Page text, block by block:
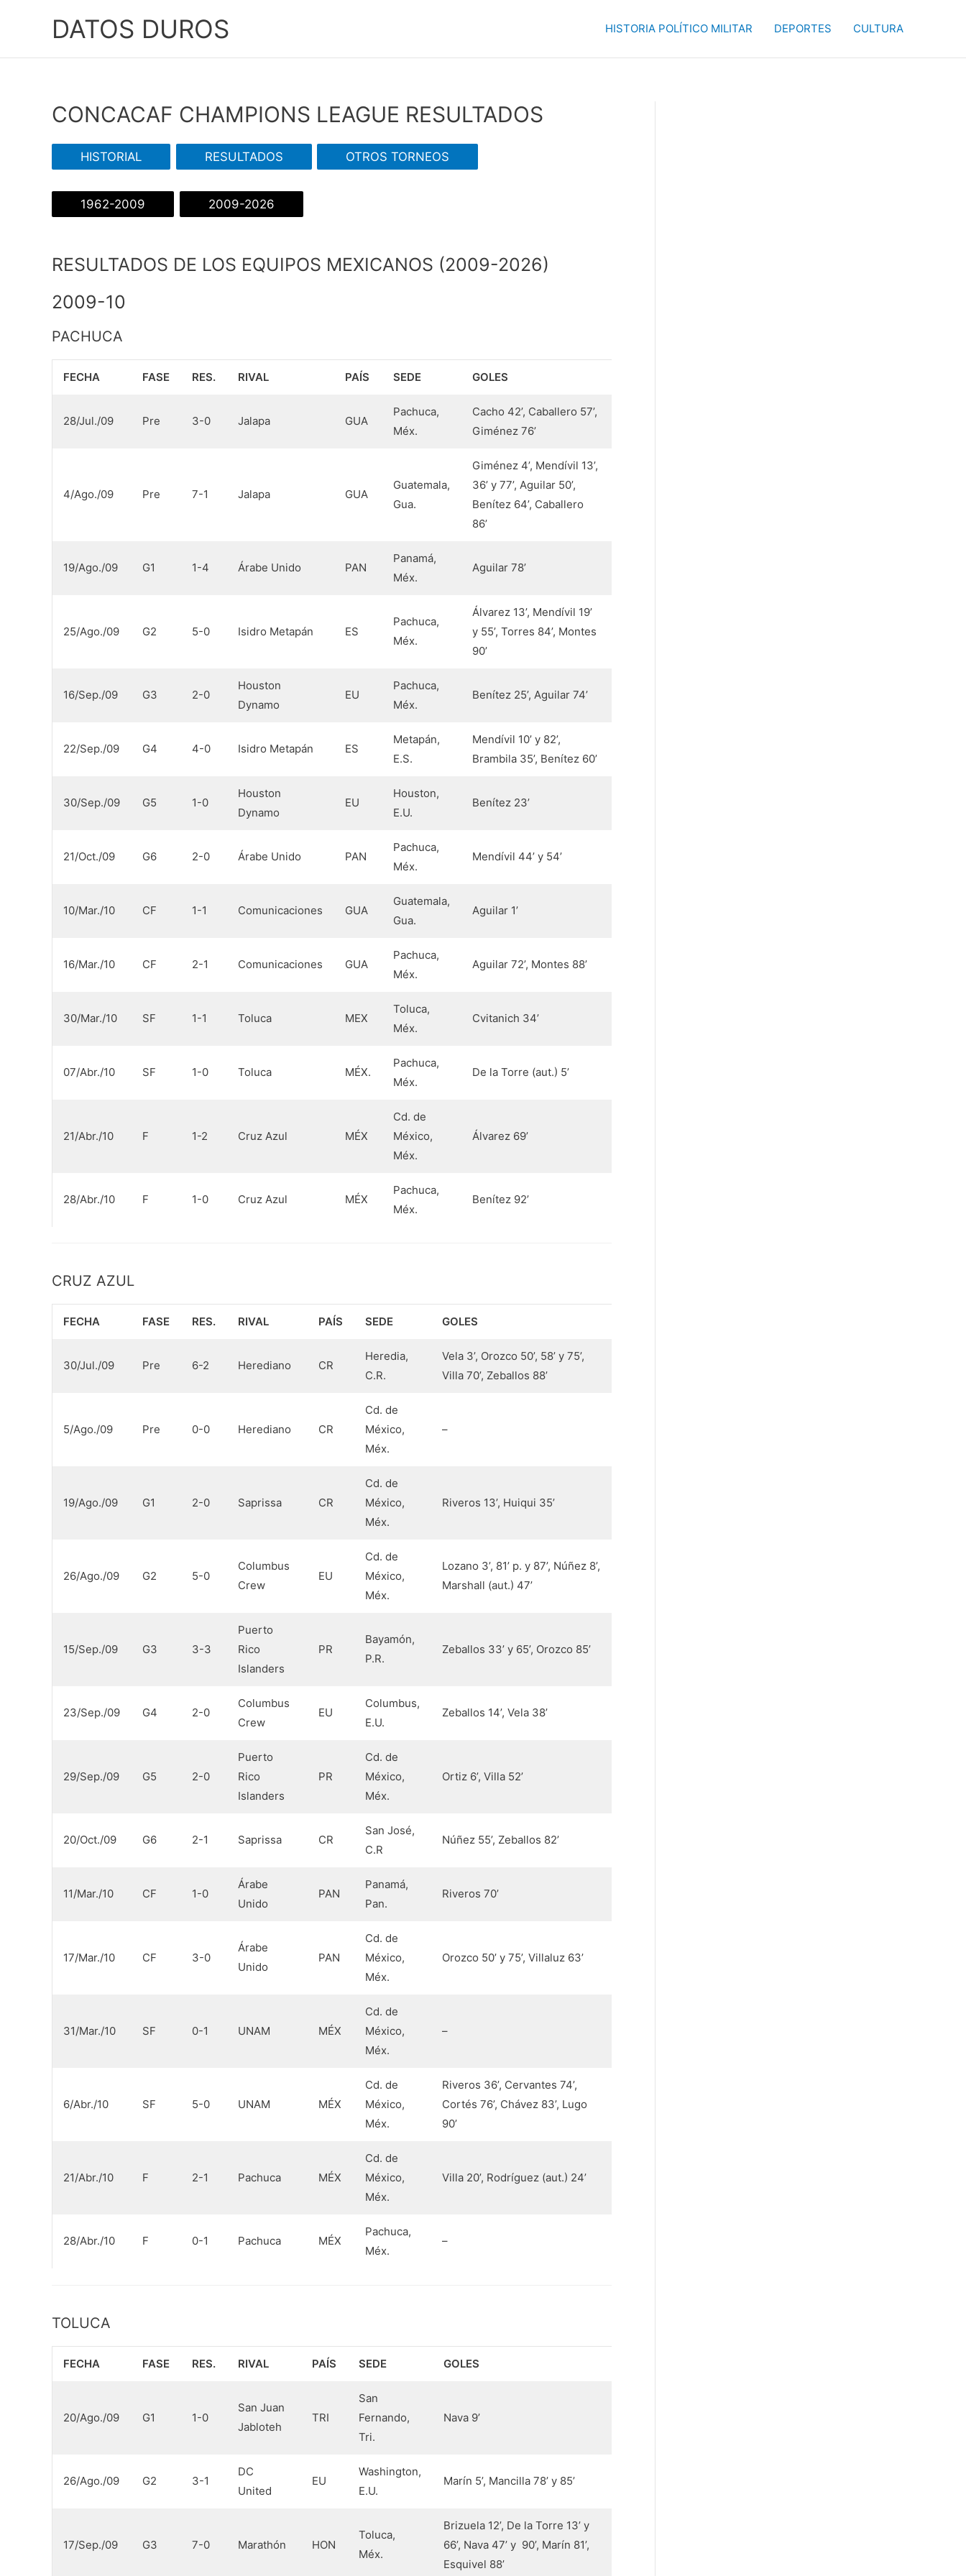
DATOS DUROS HISTORIA POLÍTICO MILITAR DEPORTES CULTURA
CONCACAF CHAMPIONS LEAGUE RESULTADOS
HISTORIAL RESULTADOS OTROS TORNEOS
1962-2009 2009-2026
RESULTADOS DE LOS EQUIPOS MEXICANOS (2009-2026)
2009-10
PACHUCA
FECHA FASE RES. RIVAL PAÍS SEDE GOLES
28/Jul./09 Pre 3-0 Jalapa GUA
Pachuca,
Méx.
Cacho 42’, Caballero 57’,
Giménez 76’
4/Ago./09 Pre 7-1 Jalapa GUA
Guatemala,
Gua.
Giménez 4’, Mendívil 13’,
36’ y 77’, Aguilar 50’,
Benítez 64’, Caballero
86’
19/Ago./09 G1 1-4 Árabe Unido PAN
Panamá,
Méx.
Aguilar 78’
25/Ago./09 G2 5-0 Isidro Metapán ES
Pachuca,
Méx.
Álvarez 13’, Mendívil 19’
y 55’, Torres 84’, Montes
90’
16/Sep./09 G3 2-0
Houston
Dynamo
EU
Pachuca,
Méx.
Benítez 25’, Aguilar 74’
22/Sep./09 G4 4-0 Isidro Metapán ES
Metapán,
E.S.
Mendívil 10’ y 82’,
Brambila 35’, Benítez 60’
30/Sep./09 G5 1-0
Houston
Dynamo
EU
Houston,
E.U.
Benítez 23’
21/Oct./09 G6 2-0 Árabe Unido PAN
Pachuca,
Méx.
Mendívil 44’ y 54’
10/Mar./10 CF 1-1 Comunicaciones GUA
Guatemala,
Gua.
Aguilar 1’
16/Mar./10 CF 2-1 Comunicaciones GUA
Pachuca,
Méx.
Aguilar 72’, Montes 88’
30/Mar./10 SF 1-1 Toluca MEX
Toluca,
Méx.
Cvitanich 34’
07/Abr./10 SF 1-0 Toluca MÉX.
Pachuca,
Méx.
De la Torre (aut.) 5’
21/Abr./10 F 1-2 Cruz Azul MÉX
Cd. de
México,
Méx.
Álvarez 69’
28/Abr./10 F 1-0 Cruz Azul MÉX
Pachuca,
Méx.
Benítez 92’
CRUZ AZUL
FECHA FASE RES. RIVAL PAÍS SEDE GOLES
30/Jul./09 Pre 6-2 Herediano CR
Heredia,
C.R.
Vela 3’, Orozco 50’, 58’ y 75’,
Villa 70’, Zeballos 88’
5/Ago./09 Pre 0-0 Herediano CR
Cd. de
México,
Méx.
–
19/Ago./09 G1 2-0 Saprissa CR
Cd. de
México,
Méx.
Riveros 13’, Huiqui 35’
26/Ago./09 G2 5-0
Columbus
Crew
EU
Cd. de
México,
Méx.
Lozano 3’, 81’ p. y 87’, Núñez 8’,
Marshall (aut.) 47’
15/Sep./09 G3 3-3
Puerto
Rico
Islanders
PR
Bayamón,
P.R.
Zeballos 33’ y 65’, Orozco 85’
23/Sep./09 G4 2-0
Columbus
Crew
EU
Columbus,
E.U.
Zeballos 14’, Vela 38’
29/Sep./09 G5 2-0
Puerto
Rico
Islanders
PR
Cd. de
México,
Méx.
Ortiz 6’, Villa 52’
20/Oct./09 G6 2-1 Saprissa CR
San José,
C.R
Núñez 55’, Zeballos 82’
11/Mar./10 CF 1-0
Árabe
Unido
PAN
Panamá,
Pan.
Riveros 70’
17/Mar./10 CF 3-0
Árabe
Unido
PAN
Cd. de
México,
Méx.
Orozco 50’ y 75’, Villaluz 63’
31/Mar./10 SF 0-1 UNAM MÉX
Cd. de
México,
Méx.
–
6/Abr./10 SF 5-0 UNAM MÉX
Cd. de
México,
Méx.
Riveros 36’, Cervantes 74’,
Cortés 76’, Chávez 83’, Lugo
90’
21/Abr./10 F 2-1 Pachuca MÉX
Cd. de
México,
Méx.
Villa 20’, Rodríguez (aut.) 24’
28/Abr./10 F 0-1 Pachuca MÉX
Pachuca,
Méx.
–
TOLUCA
FECHA FASE RES. RIVAL PAÍS SEDE GOLES
20/Ago./09 G1 1-0
San Juan
Jabloteh
TRI
San
Fernando,
Tri.
Nava 9’
26/Ago./09 G2 3-1
DC
United
EU
Washington,
E.U.
Marín 5’, Mancilla 78’ y 85’
17/Sep./09 G3 7-0 Marathón HON
Toluca,
Méx.
Brizuela 12’, De la Torre 13’ y
66’, Nava 47’ y 90’, Marín 81’,
Esquivel 88’